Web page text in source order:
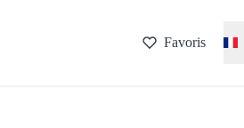
Favoris